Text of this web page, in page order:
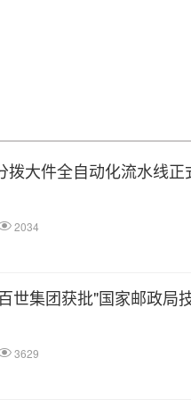
拨大件全自动化流水线正
2034
世集团获批"国家邮政局
3629